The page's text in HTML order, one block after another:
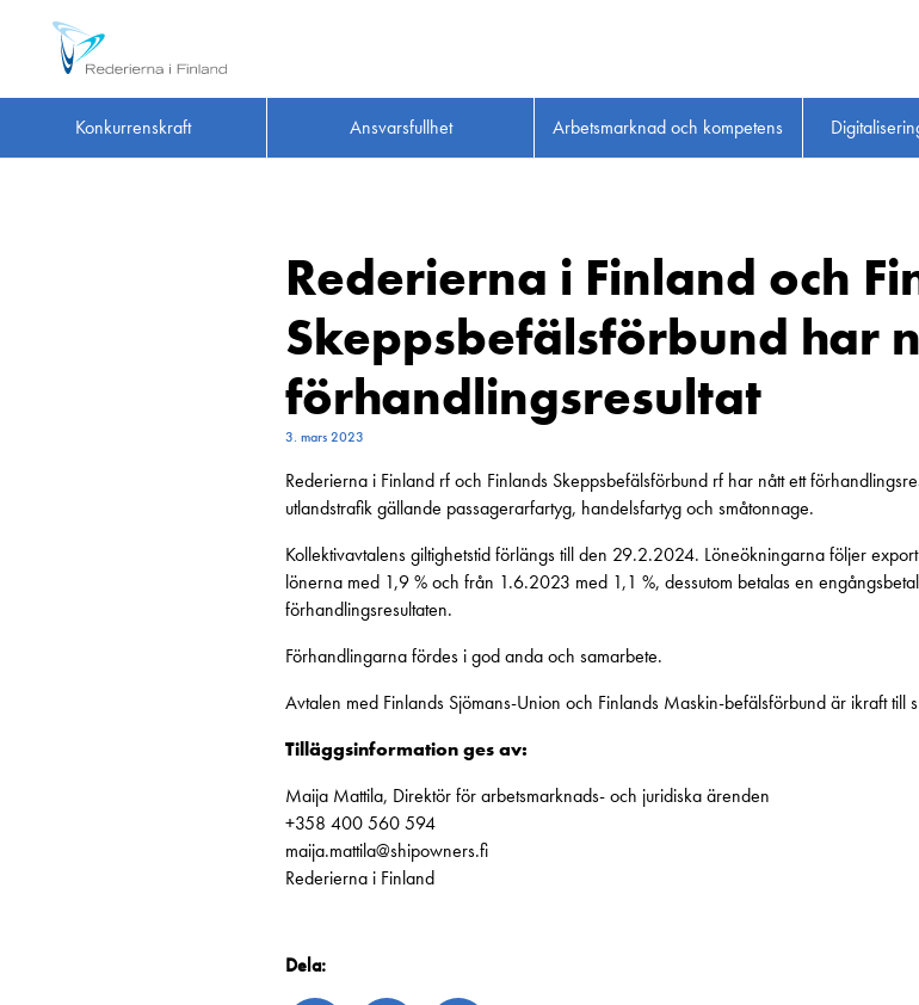
Konkurrenskraft Ansvarsfullhet Arbetsmarknad och kompetens
Rederierna i Finland och
Skeppsbefälsförbund har
förhandlingsresultat
3. mars 2023
Rederierna i Finland rf och Finlands Skeppsbefälsförbund rf har nått ett
utlandstrafik gällande passagerarfartyg, handelsfartyg och småtonnage.
Kollektivavtalens giltighetstid förlängs till den 29.2.2024. Löneökningarna följer
lönerna med 1,9 % och från 1.6.2023 med 1,1 %, dessutom betalas en
förhandlingsresultaten.
Förhandlingarna fördes i god anda och samarbete.
Avtalen med Finlands Sjömans-Union och Finlands Maskin-befälsförbund är ikraft till
Tilläggsinformation ges av:
Maija Mattila, Direktör för arbetsmarknads- och juridiska ärenden
+358 400 560 594
maija.mattila@shipowners.fi
Rederierna i Finland
Dela: